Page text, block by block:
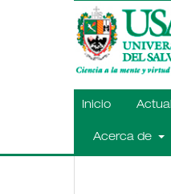
Inicio Actual
Acerca de